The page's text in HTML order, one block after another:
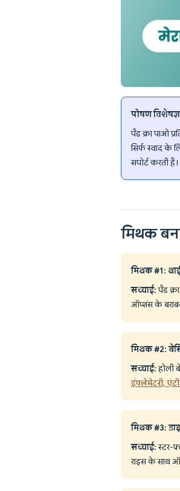
पोषण
पैड क्रा पाओ
सिर्फ स्वाद के
सपोर्ट करती हैं।
मिथक
मिथक #1:
सच्चाई:पैड
ऑप्शंस के बराबर
मिथक #2:
सच्चाई:होली
इंफ्लेमेटरी,
मिथक #3:
सच्चाई:स्टर-
राइस के साथ